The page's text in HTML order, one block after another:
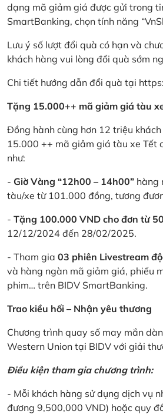
dạng mã giảm giá được gửi trong
SmartBanking, chọn tính năng
Lưu ý số lượt đổi quà có hạn và
khách hàng vui lòng đổi quà sớm
Chi tiết hướng dẫn đổi quà tại
Tặng 15.000++ mã giảm giá tàu
Đồng hành cùng hơn 12 triệu
15.000 ++ mã giảm giá tàu xe Tết
như:
- Giờ Vàng “12h00 – 14h00” hàng
tàu/xe từ 101.000 đồng, tương
- Tặng 100.000 VND cho đơn từ
12/12/2024 đến 28/02/2025.
- Tham gia 03 phiên Livestream
và hàng ngàn mã giảm giá, phiếu
phim… trên BIDV SmartBanking.
Trao kiều hối – Nhận yêu thương
Chương trình quay số may mắn
Western Union tại BIDV với giải
Điều kiện tham gia chương trình:
- Mỗi khách hàng sử dụng dịch vụ
đương 9,500,000 VND) hoặc quy